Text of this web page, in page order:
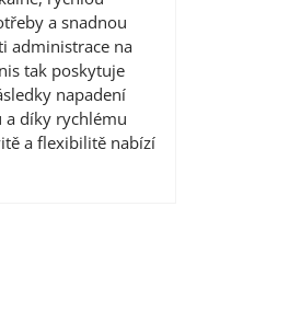
a snadnou
administrace na
tak poskytuje
napadení
díky rychlému
a flexibilitě nabízí